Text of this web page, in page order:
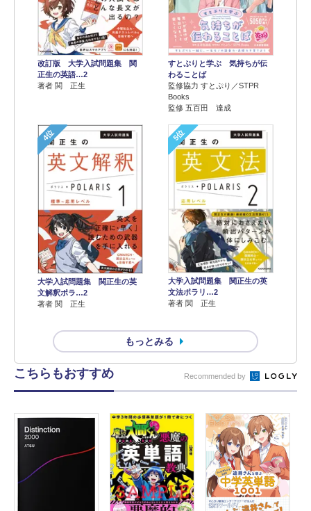
改訂版 大学入試問題集 関
正生の英語…2
著者 関 正生
すとぷりと学ぶ 気持ちが伝
わることば
監修協力 すとぷり／STPR
Books
監修 五百田 達成
4位
大学入試問題集 関正生の英
文解釈ポラ…2
著者 関 正生
5位
大学入試問題集 関正生の英
文法ポラリ…2
著者 関 正生
もっとみる
こちらもおすすめ Recommended by